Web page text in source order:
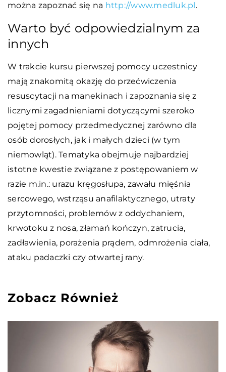
można zapoznać się na http://www.medluk.pl.
Warto być odpowiedzialnym za
innych
W trakcie kursu pierwszej pomocy uczestnicy
mają znakomitą okazję do przećwiczenia
resuscytacji na manekinach i zapoznania się z
licznymi zagadnieniami dotyczącymi szeroko
pojętej pomocy przedmedycznej zarówno dla
osób dorosłych, jak i małych dzieci (w tym
niemowląt). Tematyka obejmuje najbardziej
istotne kwestie związane z postępowaniem w
razie m.in.: urazu kręgosłupa, zawału mięśnia
sercowego, wstrząsu anafilaktycznego, utraty
przytomności, problemów z oddychaniem,
krwotoku z nosa, złamań kończyn, zatrucia,
zadławienia, porażenia prądem, odmrożenia ciała,
ataku padaczki czy otwartej rany.
Zobacz Również